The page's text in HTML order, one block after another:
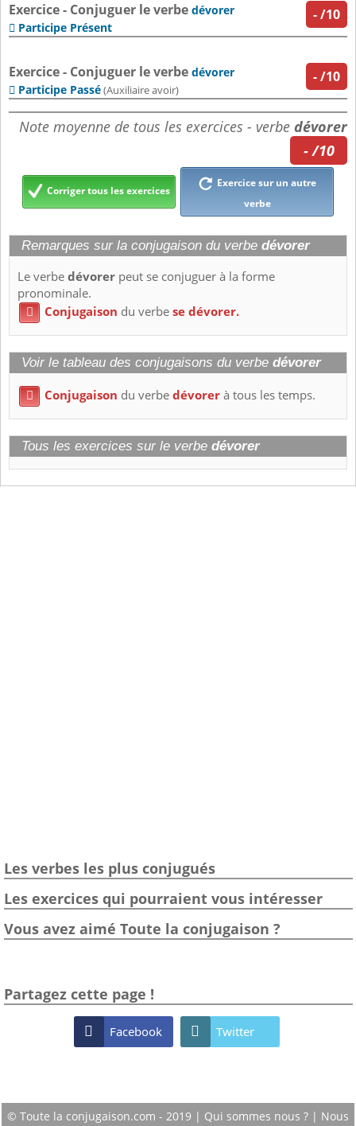
-/10
Exercice - Conjuguer le verbe dévorer
 Participe Présent
-/10
Exercice - Conjuguer le verbe dévorer
 Participe Passé(Auxiliaire avoir)
Note moyenne de tous les exercices - verbe dévorer
- /10
Corriger tous les exercices
Exercice sur un autre
verbe
Remarques sur la conjugaison du verbe dévorer
Le verbedévorer peut se conjuguer à la forme
pronominale.
 Conjugaison du verbese dévorer.
Voir le tableau des conjugaisons du verbe dévorer
 Conjugaison du verbedévorerà tous les temps.
Tous les exercices sur le verbe dévorer
Les verbes les plus conjugués
Les exercices qui pourraient vous intéresser
Vous avez aimé Toute la conjugaison ?
Partagez cette page !
 Facebook  Twitter
© Toute la conjugaison.com - 2019 | Qui sommes nous ? | Nous